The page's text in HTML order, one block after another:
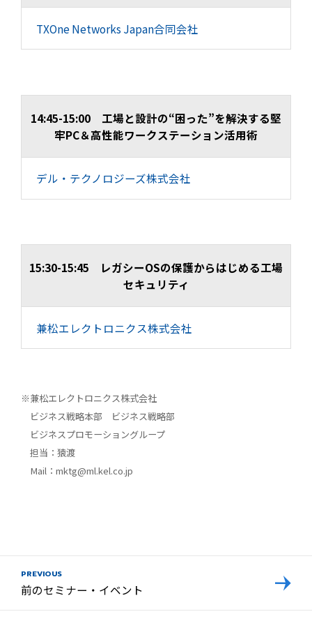
TXOne Networks Japan合同会社
14:45-15:00 工場と設計の“困った”を解決する堅
牢PC＆高性能ワークステーション活用術
デル・テクノロジーズ株式会社
15:30-15:45 レガシーOSの保護からはじめる工場
セキュリティ
兼松エレクトロニクス株式会社
兼松エレクトロニクス株式会社
ビジネス戦略本部 ビジネス戦略部
ビジネスプロモーショングループ
担当：猿渡
Mail：mktg@ml.kel.co.jp
PREVIOUS
前のセミナー・イベント